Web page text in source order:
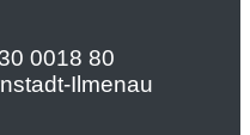
0018 80
Ilmenau